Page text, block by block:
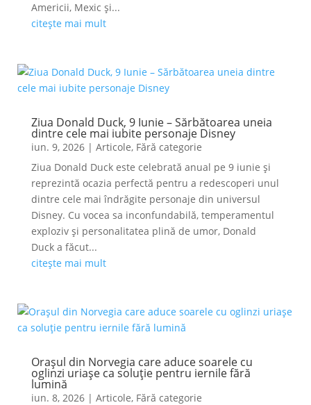
Americii, Mexic și...
citește mai mult
Ziua Donald Duck, 9 Iunie – Sărbătoarea uneia
dintre cele mai iubite personaje Disney
iun. 9, 2026| Articole, Fără categorie
Ziua Donald Duck este celebrată anual pe 9 iunie și
reprezintă ocazia perfectă pentru a redescoperi unul
dintre cele mai îndrăgite personaje din universul
Disney. Cu vocea sa inconfundabilă, temperamentul
exploziv și personalitatea plină de umor, Donald
Duck a făcut...
citește mai mult
Orașul din Norvegia care aduce soarele cu
oglinzi uriașe ca soluție pentru iernile fără
lumină
iun. 8, 2026| Articole, Fără categorie